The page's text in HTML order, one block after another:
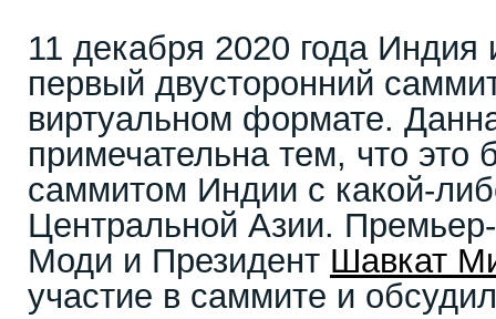
11 декабря 2020 года Индия
первый двусторонний
виртуальном формате.
примечательна тем, что
саммитом Индии с какой-
Центральной Азии.
Моди и Президент Шавкат
участие в саммите и